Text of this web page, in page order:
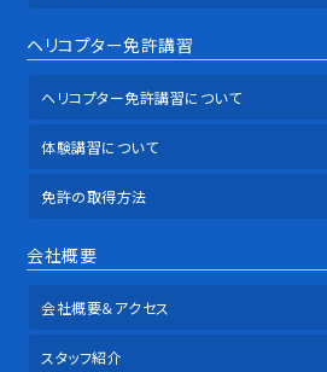
ヘリコプター免許講習
ヘリコプター免許講習について
体験講習について
免許の取得方法
会社概要
会社概要＆アクセス
スタッフ紹介